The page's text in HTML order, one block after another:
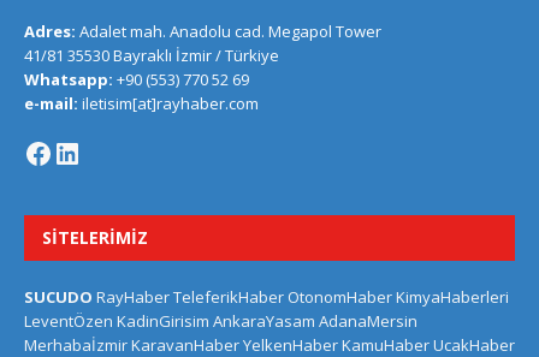
Adres: Adalet mah. Anadolu cad. Megapol Tower
41/81 35530 Bayraklı İzmir / Türkiye
Whatsapp: +90 (553) 770 52 69
e-mail: iletisim[at]rayhaber.com
SITELERIMIZ
SUCUDO RayHaberTeleferikHaber OtonomHaberKimyaHaberleri
LeventÖzen KadinGirisim AnkaraYasam AdanaMersin
MerhabaİzmirKaravanHaberYelkenHaberKamuHaberUcakHaber